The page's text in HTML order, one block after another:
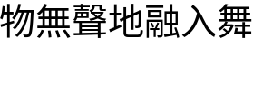
無聲地融入